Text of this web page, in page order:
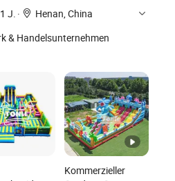
J. ·
Henan, China
& Handelsunternehmen
Kommerzieller